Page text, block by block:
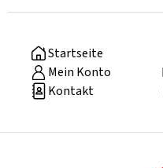
Startseite
Mein Konto
Kontakt